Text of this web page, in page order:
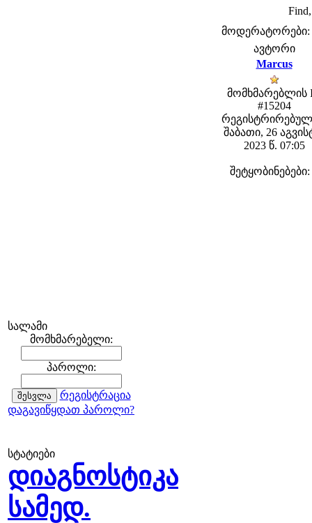
სალამი
მომხმარებელი:
პაროლი:
რეგისტრაცია
დაგავიწყდათ პაროლი?
სტატიები
დიაგნოსტიკა
სამედ.
მოდერატორები:
ავტორი
Marcus
მომხმარებლის
#15204
შაბათი, 26
2023 წ. 07:05
შეტყობინებები: